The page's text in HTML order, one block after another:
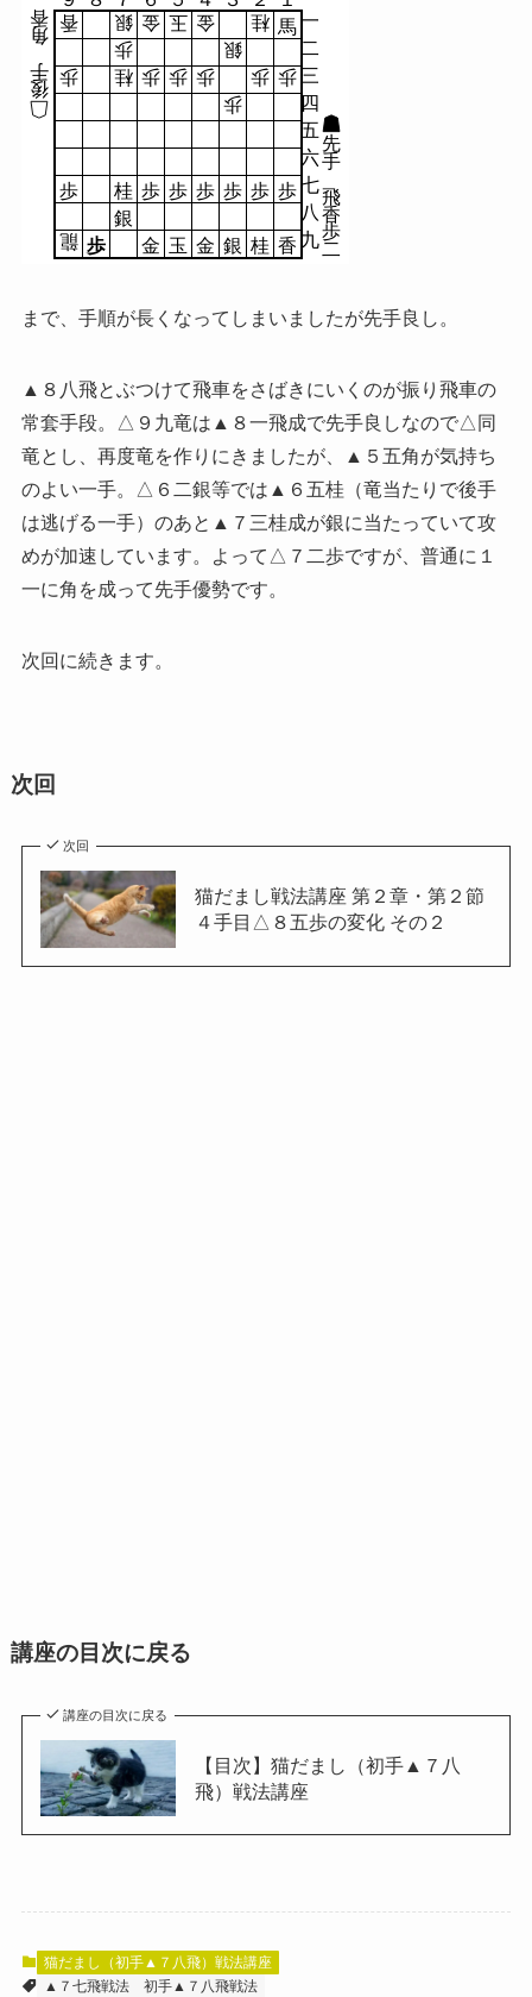
一
二
三
四
五
六
七
八
九
香 銀 金 玉 金 桂 馬
歩
銀
歩
桂 歩 歩 歩 歩 歩
歩
歩 桂 歩 歩 歩 歩 歩 歩
銀
龍 歩 金 玉 金 銀 桂 香 二
歩
香
飛
手
先
香
角
手
後
まで、手順が長くなってしまいましたが先手良し。
▲８八飛とぶつけて飛車をさばきにいくのが振り飛車の
常套手段。△９九竜は▲８一飛成で先手良しなので△同
竜とし、再度竜を作りにきましたが、▲５五角が気持ち
のよい一手。△６二銀等では▲６五桂（竜当たりで後手
は逃げる一手）のあと▲７三桂成が銀に当たっていて攻
めが加速しています。よって△７二歩ですが、普通に１
一に角を成って先手優勢です。
次回に続きます。
次回
次回
猫だまし戦法講座 第２章・第２節
４手目△８五歩の変化 その２
講座の目次に戻る
講座の目次に戻る
【目次】猫だまし（初手▲７八
飛）戦法講座
猫だまし（初手▲７八飛）戦法講座
▲７七飛戦法
初手▲７八飛戦法